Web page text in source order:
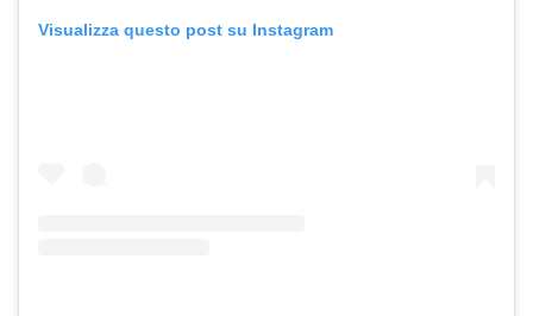
Visualizza questo post su Instagram